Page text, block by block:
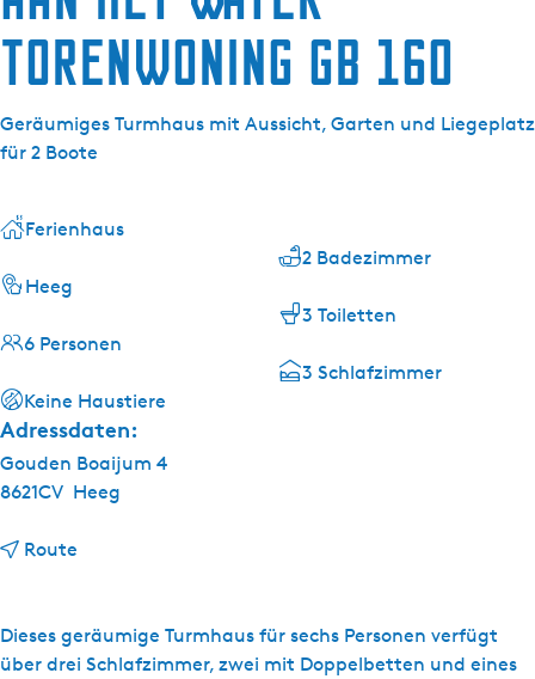
Torenwoning GB 160
Geräumiges Turmhaus mit Aussicht, Garten und Liegeplatz
für 2 Boote
Dieses geräumige Turmhaus für sechs Personen verfügt
über drei Schlafzimmer, zwei mit Doppelbetten und eines
Ferienhaus
Heeg
6 Personen
Keine Haustiere
2 Badezimmer
3 Toiletten
3 Schlafzimmer
Adressdaten:
Gouden Boaijum 4
8621CV Heeg
Route
A
a